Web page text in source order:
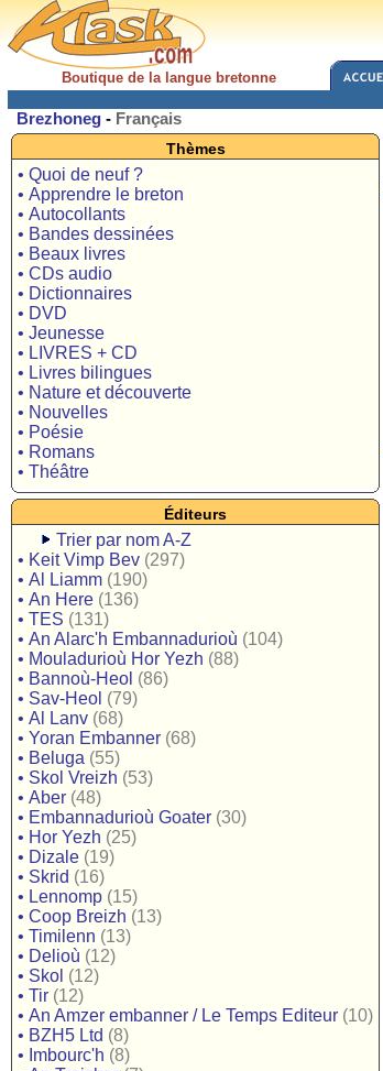
Boutique de la langue bretonne
Brezhoneg - Français
Thèmes
• Quoi de neuf ?
• Apprendre le breton
• Autocollants
• Bandes dessinées
• Beaux livres
• CDs audio
• Dictionnaires
• DVD
• Jeunesse
• LIVRES + CD
• Livres bilingues
• Nature et découverte
• Nouvelles
• Poésie
• Romans
• Théâtre
Éditeurs
Trier par nom A-Z
• Keit Vimp Bev (297)
• Al Liamm (190)
• An Here (136)
• TES (131)
• An Alarc'h Embannadurioù (104)
• Mouladurioù Hor Yezh (88)
• Bannoù-Heol (86)
• Sav-Heol (79)
• Al Lanv (68)
• Yoran Embanner (68)
• Beluga (55)
• Skol Vreizh (53)
• Aber (48)
• Embannadurioù Goater (30)
• Hor Yezh (25)
• Dizale (19)
• Skrid (16)
• Lennomp (15)
• Coop Breizh (13)
• Timilenn (13)
• Delioù (12)
• Skol (12)
• Tir (12)
• An Amzer embanner / Le Temps Editeur (10)
• BZH5 Ltd (8)
• Imbourc'h (8)